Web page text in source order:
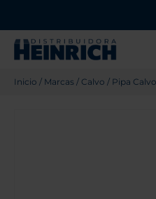
Inicio / Marcas / Calvo / Pipa